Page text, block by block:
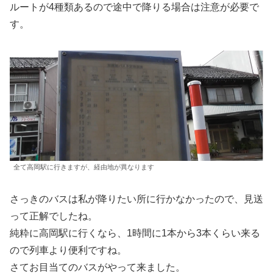
ルートが4種類あるので途中で降りる場合は注意が必要で
す。
全て高岡駅に行きますが、経由地が異なります
さっきのバスは私が降りたい所に行かなかったので、見送
って正解でしたね。
純粋に高岡駅に行くなら、1時間に1本から3本くらい来る
ので列車より便利ですね。
さてお目当てのバスがやって来ました。